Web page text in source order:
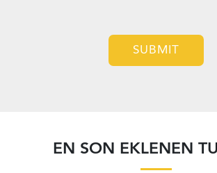
SUBMIT
EN SON EKLENEN